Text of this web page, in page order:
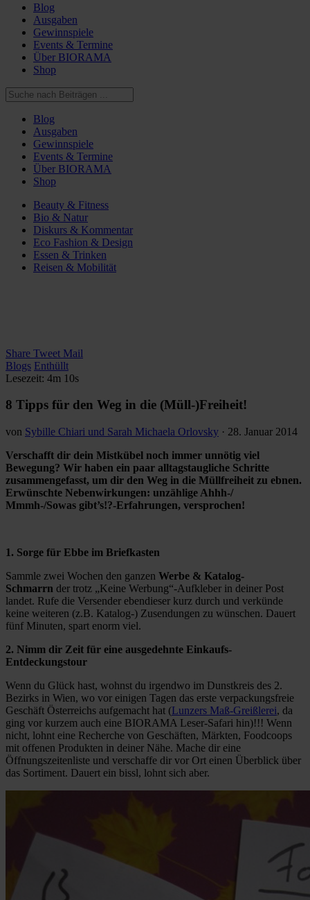
Blog
Ausgaben
Gewinnspiele
Events & Termine
Über BIORAMA
Shop
Blog
Ausgaben
Gewinnspiele
Events & Termine
Über BIORAMA
Shop
Beauty & Fitness
Bio & Natur
Diskurs & Kommentar
Eco Fashion & Design
Essen & Trinken
Reisen & Mobilität
Share Tweet Mail
Blogs Enthüllt
Lesezeit: 4m 10s
8 Tipps für den Weg in die (Müll-)Freiheit!
von Sybille Chiari und Sarah Michaela Orlovsky · 28. Januar 2014
Verschafft dir dein Mistkübel noch immer unnötig viel
Bewegung? Wir haben ein paar alltagstaugliche Schritte
zusammengefasst, um dir den Weg in die Müllfreiheit zu ebnen.
Erwünschte Nebenwirkungen: unzählige Ahhh-/
Mmmh-/Sowas gibt’s!?-Erfahrungen, versprochen!
1. Sorge für Ebbe im Briefkasten
Sammle zwei Wochen den ganzen Werbe & Katalog-
Schmarrn der trotz „Keine Werbung“-Aufkleber in deiner Post
landet. Rufe die Versender ebendieser kurz durch und verkünde
keine weiteren (z.B. Katalog-) Zusendungen zu wünschen. Dauert
fünf Minuten, spart enorm viel.
2. Nimm dir Zeit für eine ausgedehnte Einkaufs-
Entdeckungstour
Wenn du Glück hast, wohnst du irgendwo im Dunstkreis des 2.
Bezirks in Wien, wo vor einigen Tagen das erste verpackungsfreie
Geschäft Österreichs aufgemacht hat (Lunzers Maß-Greißlerei, da
ging vor kurzem auch eine BIORAMA Leser-Safari hin)!!! Wenn
nicht, lohnt eine Recherche von Geschäften, Märkten, Foodcoops
mit offenen Produkten in deiner Nähe. Mache dir eine
Öffnungszeitenliste und verschaffe dir vor Ort einen Überblick über
das Sortiment. Dauert ein bissl, lohnt sich aber.